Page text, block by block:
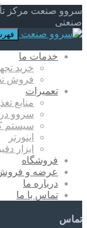
سروو صنعت مرکز
صنعتی
خدمات ما
خرید
فروش
تعمیرات
منابع
سروو
سیستم
اینورتر
ابزار
فروشگاه
عرضه و فروش
درباره ما
تماس با ما
تماس